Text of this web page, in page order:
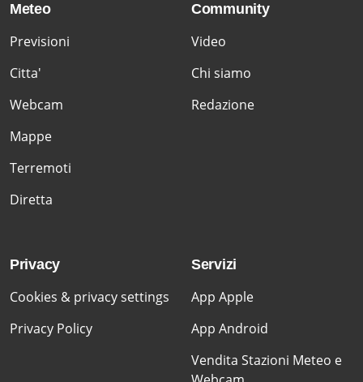
Meteo
Previsioni
Citta'
Webcam
Mappe
Terremoti
Diretta
Community
Video
Chi siamo
Redazione
Privacy
Cookies & privacy settings
Privacy Policy
Servizi
App Apple
App Android
Vendita Stazioni Meteo e